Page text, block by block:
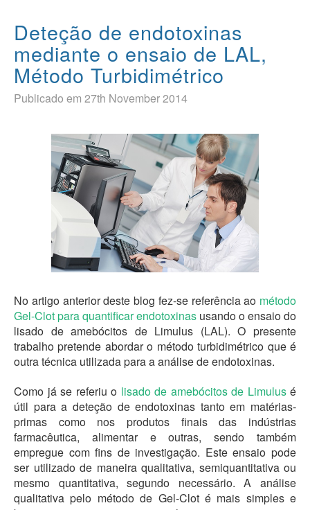
Deteção de endotoxinas
mediante o ensaio de LAL,
Método Turbidimétrico
Publicado em 27th November 2014
No artigo anterior deste blog fez-se referência ao método
Gel-Clot para quantificar endotoxinas usando o ensaio do
lisado de amebócitos de Limulus (LAL). O presente
trabalho pretende abordar o método turbidimétrico que é
outra técnica utilizada para a análise de endotoxinas.
Como já se referiu o lisado de amebócitos de Limulusé
útil para a deteção de endotoxinas tanto em matérias-
primas como nos produtos finais das indústrias
farmacêutica, alimentar e outras, sendo também
empregue com fins de investigação. Este ensaio pode
ser utilizado de maneira qualitativa, semiquantitativa ou
mesmo quantitativa, segundo necessário. A análise
qualitativa pelo método de Gel-Clot é mais simples e